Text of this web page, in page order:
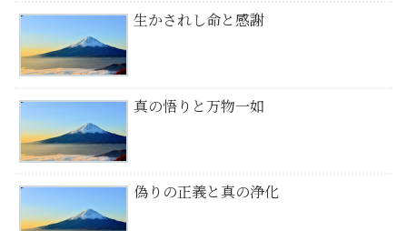
生かされし命と感謝
真の悟りと万物一如
偽りの正義と真の浄化